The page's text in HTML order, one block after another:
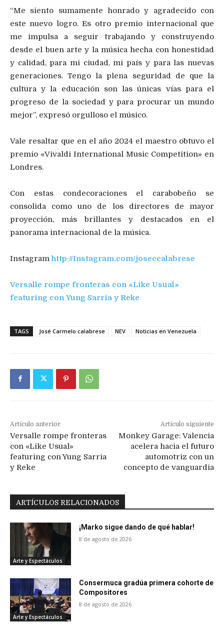
“Me siento sumamente honrado y agradecido con
este nuevo logro. Es otro premio internacional que
me impulsa a seguir trabajando y construyendo
desde el buen arte y la música hecha con honestidad
y calidad, para mi ciudad, mi país y para las nuevas
generaciones. Tengo la plena seguridad de que la
cultura y la educación son las únicas vías para el
progreso de la sociedad y para procurar un mundo
mejor”, expresó orgulloso el músico.
Vale resaltar que en el año 2024 el maestro obtuvo el
premio «Vivaldi International Music Competition» en
Londres.
Con estas condecoraciones el carabobeño se
consolida como uno de los directores de mayor
proyección, más brillantes y destacados en el
panorama internacional de la música.
Instagram http://Instagram.com/joseccalabrese
Versalle rompe fronteras con «Like Usual»
featuring con Yung Sarria y Reke
TAGS José Carmelo calabrese NEV Noticias en Venezuela
Artículo anterior
Versalle rompe fronteras
con «Like Usual»
featuring con Yung Sarria
y Reke
Artículo siguiente
Monkey Garage: Valencia
acelera hacia el futuro
automotriz con un
concepto de vanguardia
ARTÍCULOS RELACIONADOS
Arte y Espectáculos
¡Marko sigue dando de qué hablar!
8 de agosto de 2026
Arte y Espectáculos
Consermuca gradúa primera cohorte de
Compositores
8 de agosto de 2026